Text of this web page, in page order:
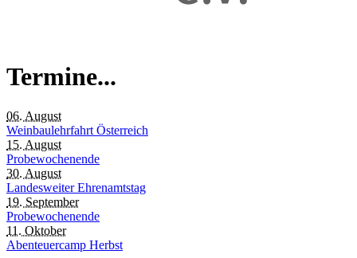
Termine...
06. August
Weinbaulehrfahrt Österreich
15. August
Probewochenende
30. August
Landesweiter Ehrenamtstag
19. September
Probewochenende
11. Oktober
Abenteuercamp Herbst